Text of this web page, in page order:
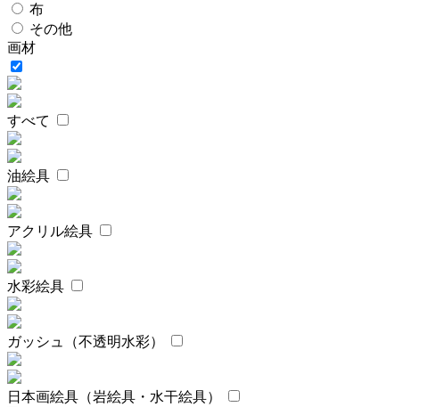
布
その他
画材
すべて
油絵具
アクリル絵具
水彩絵具
ガッシュ（不透明水彩）
日本画絵具（岩絵具・水干絵具）